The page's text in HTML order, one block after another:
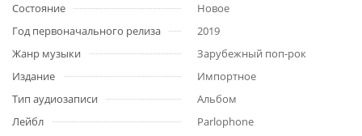
Состояние
Новое
Год первоначального релиза
2019
Жанр музыки
Зарубежный поп-рок
Издание
Импортное
Тип аудиозаписи
Альбом
Лейбл
Parlophone